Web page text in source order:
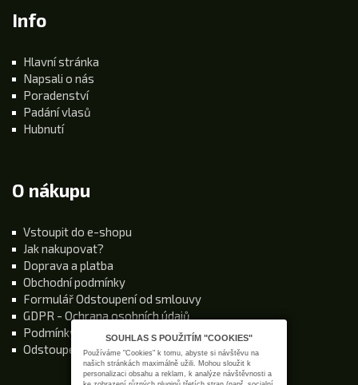
SOUHLAS S POUŽITÍM "COOKIES"
Používáme "Cookies" k tomu, abyste si návštěvu na
našich stránkách maximálně užili. Mohou sloužit k
personalizaci obsahu a reklam, k analýze návštěvnosti a
Info
Hlavní stránka
Napsali o nás
Poradenství
Padání vlasů
Hubnutí
O nákupu
Vstoupit do e-shopu
Jak nakupovat?
Doprava a platba
Obchodní podmínky
Formulář Odstoupení od smlouvy
GDPR - Ochrana osobních údajů
Podmínky používání stránek
Odstoupení od kupní smlouvy